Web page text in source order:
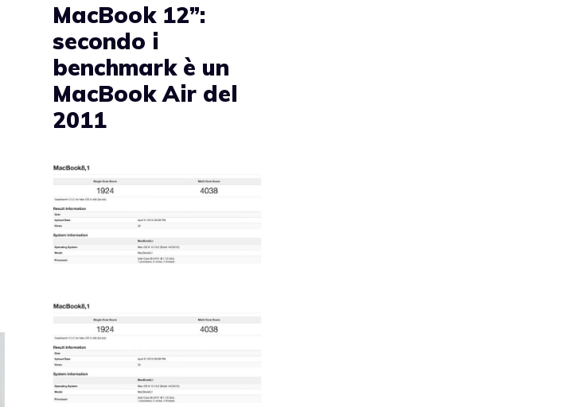
MacBook 12”:
secondo i
benchmark è un
MacBook Air del
2011